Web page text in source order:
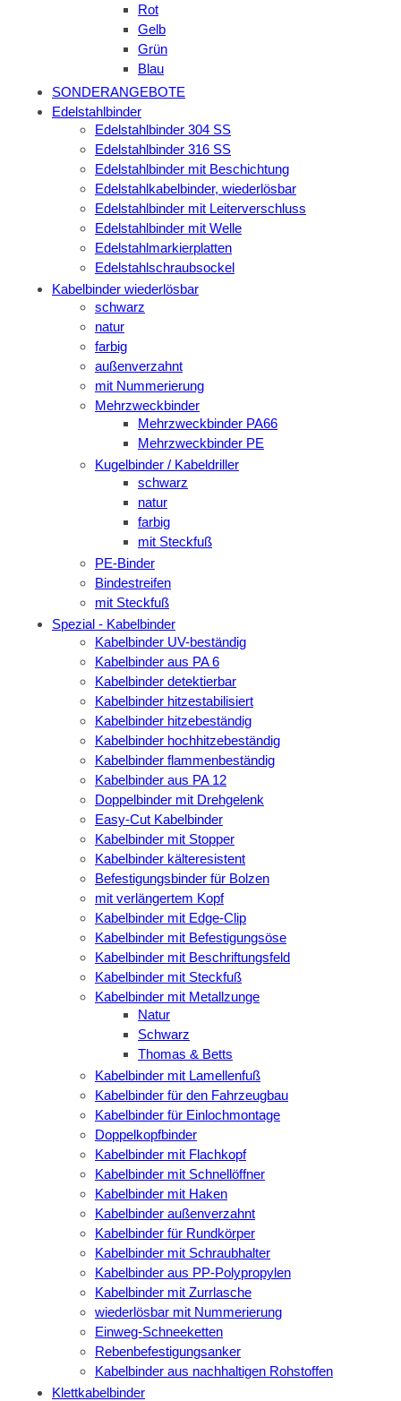
Rot
Gelb
Grün
Blau
SONDERANGEBOTE
Edelstahlbinder
Edelstahlbinder 304 SS
Edelstahlbinder 316 SS
Edelstahlbinder mit Beschichtung
Edelstahlkabelbinder, wiederlösbar
Edelstahlbinder mit Leiterverschluss
Edelstahlbinder mit Welle
Edelstahlmarkierplatten
Edelstahlschraubsockel
Kabelbinder wiederlösbar
schwarz
natur
farbig
außenverzahnt
mit Nummerierung
Mehrzweckbinder
Mehrzweckbinder PA66
Mehrzweckbinder PE
Kugelbinder / Kabeldriller
schwarz
natur
farbig
mit Steckfuß
PE-Binder
Bindestreifen
mit Steckfuß
Spezial - Kabelbinder
Kabelbinder UV-beständig
Kabelbinder aus PA 6
Kabelbinder detektierbar
Kabelbinder hitzestabilisiert
Kabelbinder hitzebeständig
Kabelbinder hochhitzebeständig
Kabelbinder flammenbeständig
Kabelbinder aus PA 12
Doppelbinder mit Drehgelenk
Easy-Cut Kabelbinder
Kabelbinder mit Stopper
Kabelbinder kälteresistent
Befestigungsbinder für Bolzen
mit verlängertem Kopf
Kabelbinder mit Edge-Clip
Kabelbinder mit Befestigungsöse
Kabelbinder mit Beschriftungsfeld
Kabelbinder mit Steckfuß
Kabelbinder mit Metallzunge
Natur
Schwarz
Thomas & Betts
Kabelbinder mit Lamellenfuß
Kabelbinder für den Fahrzeugbau
Kabelbinder für Einlochmontage
Doppelkopfbinder
Kabelbinder mit Flachkopf
Kabelbinder mit Schnellöffner
Kabelbinder mit Haken
Kabelbinder außenverzahnt
Kabelbinder für Rundkörper
Kabelbinder mit Schraubhalter
Kabelbinder aus PP-Polypropylen
Kabelbinder mit Zurrlasche
wiederlösbar mit Nummerierung
Einweg-Schneeketten
Rebenbefestigungsanker
Kabelbinder aus nachhaltigen Rohstoffen
Klettkabelbinder